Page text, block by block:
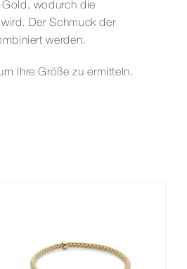
Gold, wodurch die
Der Schmuck der
werden.
Ihre Größe zu ermitteln.